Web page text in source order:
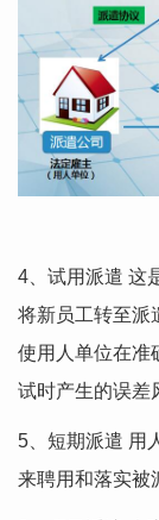
4、试用派遣 这
将新员工转至派
使用人单位在准
试时产生的误差
5、短期派遣 用
来聘用和落实被